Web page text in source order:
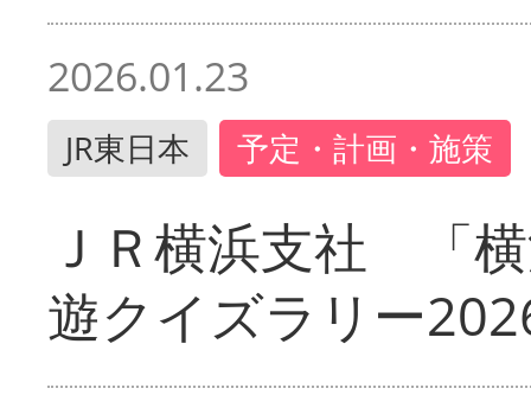
2026.01.23
JR東日本 予定・計画・施策
ＪＲ横浜支社 「
遊クイズラリー